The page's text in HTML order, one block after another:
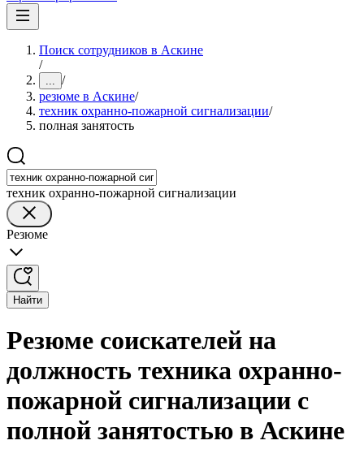
Поиск сотрудников в Аскине
/
... /
резюме в Аскине/
техник охранно-пожарной сигнализации/
полная занятость
техник охранно-пожарной сигнализации
Резюме
Найти
Резюме соискателей на
должность техника охранно-
пожарной сигнализации с
полной занятостью в Аскине